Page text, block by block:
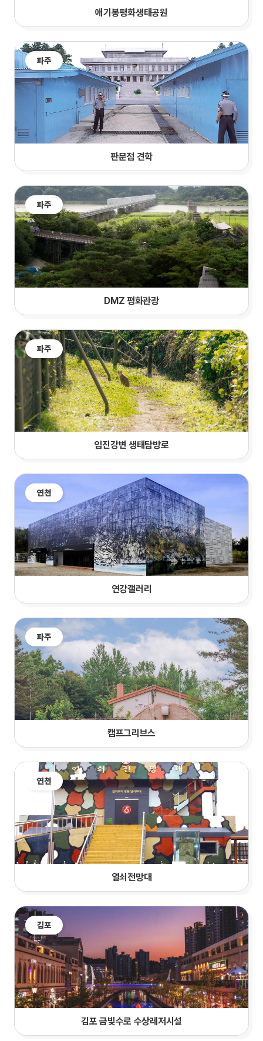
애기봉평화생태공원
파주
판문점 견학
파주
DMZ 평화관광
파주
임진강변 생태탐방로
연천
연강갤러리
파주
캠프그리브스
연천
열쇠전망대
김포
김포 금빛수로 수상레저시설